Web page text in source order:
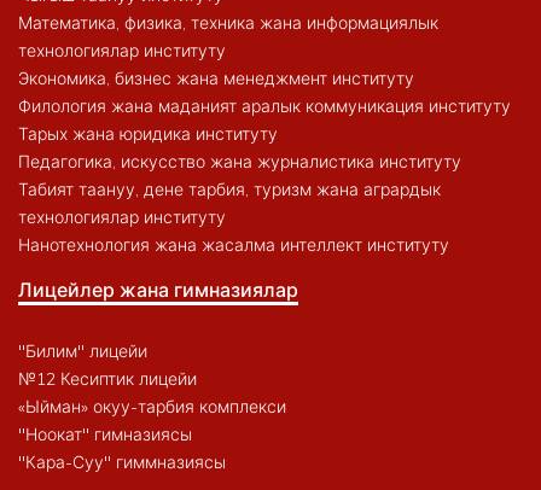
Математика, физика, техника жана информациялык
технологиялар институту
Экономика, бизнес жана менеджмент институту
Филология жана маданият аралык коммуникация институту
Тарых жана юридика институту
Педагогика, искусство жана журналистика институту
Табият таануу, дене тарбия, туризм жана агрардык
технологиялар институту
Нанотехнология жана жасалма интеллект институту
Лицейлер жана гимназиялар
"Билим" лицейи
№12 Кесиптик лицейи
«Ыйман» окуу-тарбия комплекси
"Ноокат" гимназиясы
"Кара-Суу" гиммназиясы